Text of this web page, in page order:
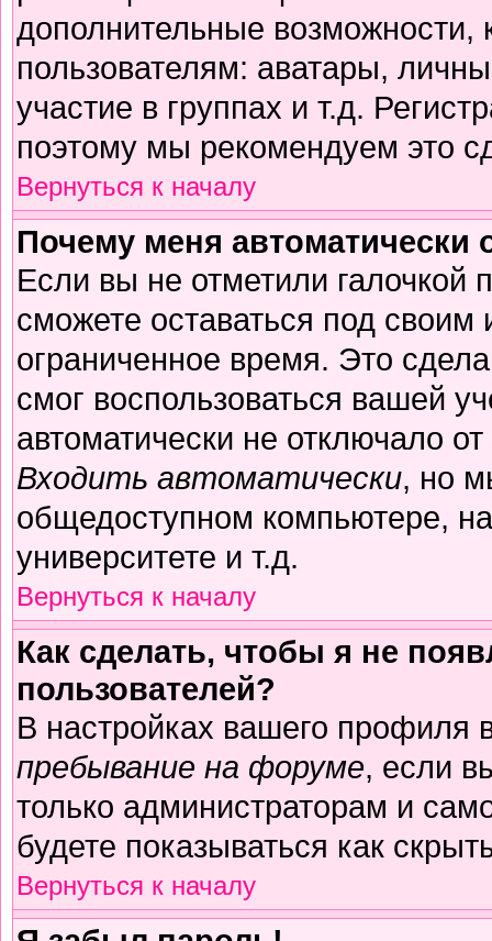
дополнительные
пользователям: аватары,
участие в группах и т.д.
поэтому мы рекомендуем это
Вернуться к началу
Почему меня автоматически
Если вы не отметили галочкой
сможете оставаться под
ограниченное время. Это
смог воспользоваться вашей
автоматически не отключало
Входить автоматически, но
общедоступном компьютере,
университете и т.д.
Вернуться к началу
Как сделать, чтобы я не
пользователей?
В настройках вашего
пребывание на форуме, если
только администраторам и
будете показываться как
Вернуться к началу